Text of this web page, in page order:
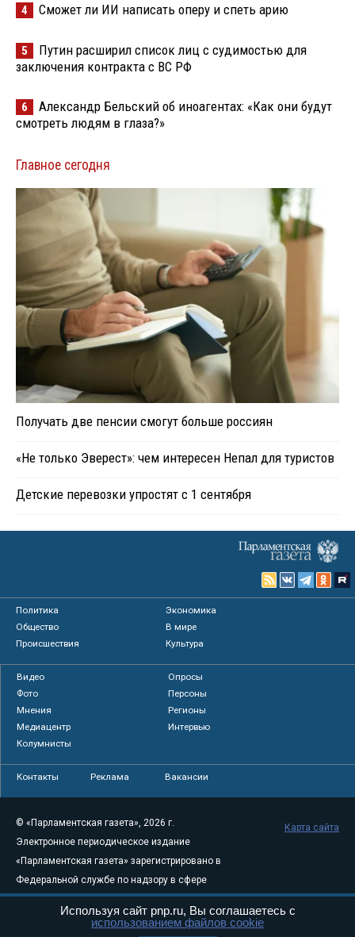
4 Сможет ли ИИ написать оперу и спеть арию
5
Путин расширил список лиц с судимостью для
заключения контракта с ВС РФ
6
Александр Бельский об иноагентах: «Как они будут
смотреть людям в глаза?»
Главное сегодня
Получать две пенсии смогут больше россиян
«Не только Эверест»: чем интересен Непал для туристов
Детские перевозки упростят с 1 сентября
Политика
Экономика
Общество
В мире
Происшествия
Культура
Видео
Опросы
Фото
Персоны
Мнения
Регионы
Медиацентр
Интервью
Колумнисты
Контакты Реклама Вакансии
© «Парламентская газета», 2026 г.
Электронное периодическое издание
«Парламентская газета» зарегистрировано в
Федеральной службе по надзору в сфере
связи, информационных технологий и
массовых коммуникаций (Роскомнадзор) 05
Карта сайта
Используя сайт pnp.ru, Вы соглашаетесь с
использованием файлов cookie